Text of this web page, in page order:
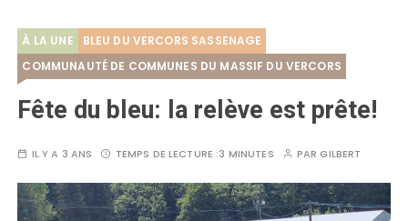
À LA UNE
BLEU DU VERCORS SASSENAGE
COMMUNAUTÉ DE COMMUNES DU MASSIF DU VERCORS
Fête du bleu: la relève est prête!
IL Y A 3 ANS TEMPS DE LECTURE :3 MINUTES PARGILBERT